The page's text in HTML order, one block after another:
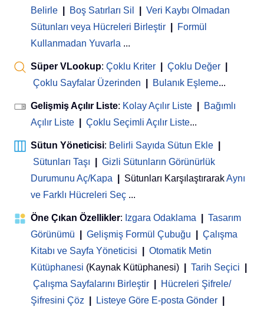
Belirle
Boş Satırları Sil
Veri Kaybı Olmadan
Sütunları veya Hücreleri Birleştir
Formül
Kullanmadan Yuvarla ...
Süper VLookup: Çoklu Kriter Çoklu Değer
Çoklu Sayfalar Üzerinden
Bulanık Eşleme...
Gelişmiş Açılır Liste: Kolay Açılır Liste
Bağımlı
Açılır Liste
Çoklu Seçimli Açılır Liste...
Sütun Yöneticisi: Belirli Sayıda Sütun Ekle
Sütunları Taşı
Gizli Sütunların Görünürlük
Durumunu Aç/Kapa
Sütunları KarşılaştırarakAynı
ve Farklı Hücreleri Seç ...
Öne Çıkan Özellikler: Izgara Odaklama
Tasarım
Görünümü
Gelişmiş Formül Çubuğu
Çalışma
Kitabı ve Sayfa Yöneticisi
Otomatik Metin
Kütüphanesi (Kaynak Kütüphanesi) Tarih Seçici
Çalışma Sayfalarını Birleştir
Hücreleri Şifrele/
Şifresini Çöz
Listeye Göre E-posta Gönder